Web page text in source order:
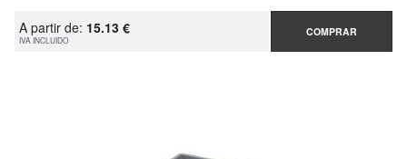
A partir de: 15.13 €
IVA INCLUIDO
COMPRAR